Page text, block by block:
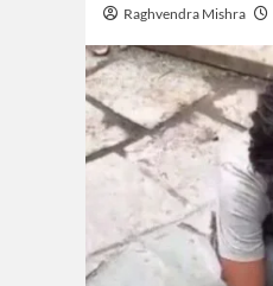
Raghvendra Mishra